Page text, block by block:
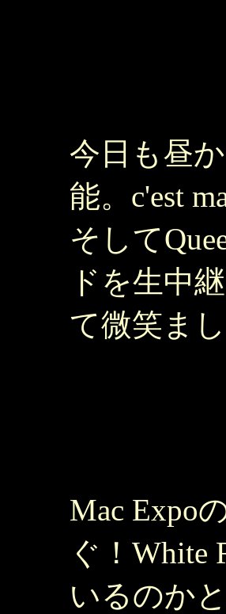
今日も昼
能。c'est
そして
ドを生中
て微笑まし
Mac Expo
ぐ！White
いるのか